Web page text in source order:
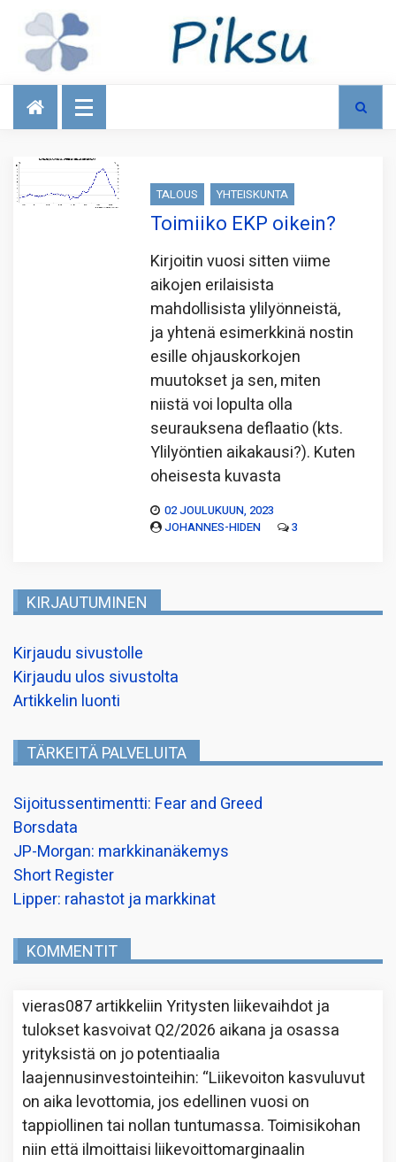
Talous
TALOUS YHTEISKUNTA
Toimiiko EKP oikein?
Kirjoitin vuosi sitten viime
aikojen erilaisista
mahdollisista ylilyönneistä,
ja yhtenä esimerkkinä nostin
esille ohjauskorkojen
muutokset ja sen, miten
niistä voi lopulta olla
seurauksena deflaatio (kts.
Ylilyöntien aikakausi?). Kuten
oheisesta kuvasta
02 JOULUKUUN, 2023
JOHANNES-HIDEN
3
KIRJAUTUMINEN
Kirjaudu sivustolle
Kirjaudu ulos sivustolta
Artikkelin luonti
TÄRKEITÄ PALVELUITA
Sijoitussentimentti: Fear and Greed
Borsdata
JP-Morgan: markkinanäkemys
Short Register
Lipper: rahastot ja markkinat
KOMMENTIT
vieras087artikkeliinYritysten liikevaihdot ja
tulokset kasvoivat Q2/2026 aikana ja osassa
yrityksistä on jo potentiaalia
laajennusinvestointeihin: “Liikevoiton kasvuluvut
on aika levottomia, jos edellinen vuosi on
tappiollinen tai nollan tuntumassa. Toimisikohan
niin että ilmoittaisi liikevoittomarginaalin